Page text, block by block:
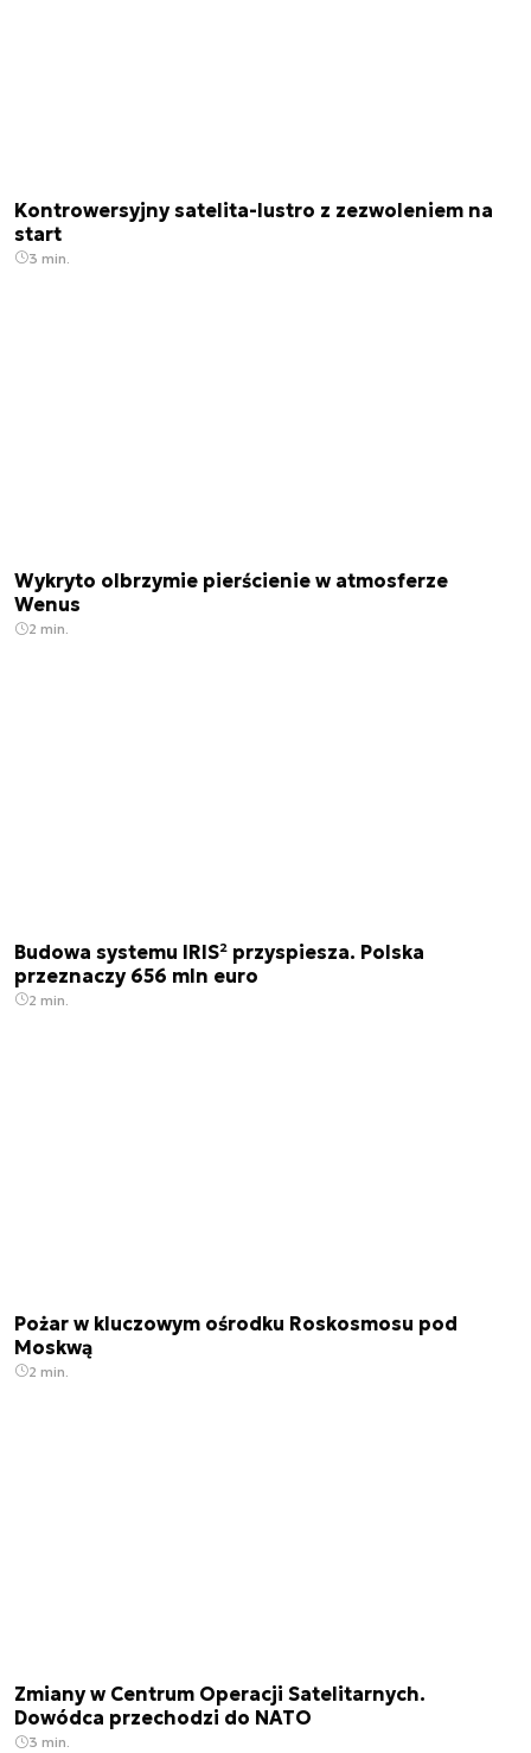
Kontrowersyjny satelita-lustro z zezwoleniem na
start
3 min.
Wykryto olbrzymie pierścienie w atmosferze
Wenus
2 min.
Budowa systemu IRIS² przyspiesza. Polska
przeznaczy 656 mln euro
2 min.
Pożar w kluczowym ośrodku Roskosmosu pod
Moskwą
2 min.
Zmiany w Centrum Operacji Satelitarnych.
Dowódca przechodzi do NATO
3 min.